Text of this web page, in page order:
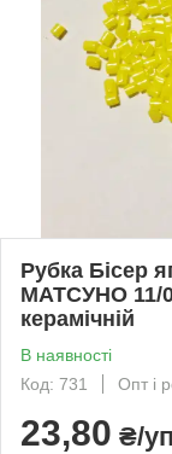
Рубка Бісер
МАТСУНО 11/
керамічній
В наявності
Код: 731
Опт і
23,80 ₴/